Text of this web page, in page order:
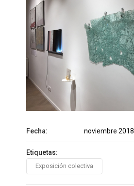
Fecha: noviembre 2018
Etiquetas:
Exposición colectiva